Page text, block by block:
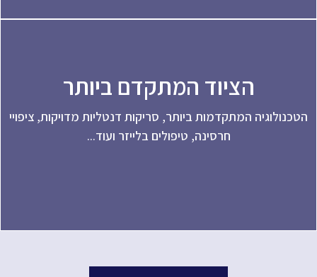
הציוד המתקדם ביותר
המתקדמות ביותר, סריקות דנטליות מדויקות, ציפויי
חרסינה, טיפולים בלייזר ועוד...